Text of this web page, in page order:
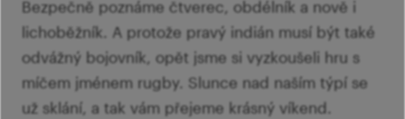
Bezpečně poznáme čtverec, obdélník a nově i
lichoběžník. A protože pravý indián musí být také
odvážný bojovník, opět jsme si vyzkoušeli hru s
míčem jménem rugby. Slunce nad naším týpí se
už sklání, a tak vám přejeme krásný víkend.